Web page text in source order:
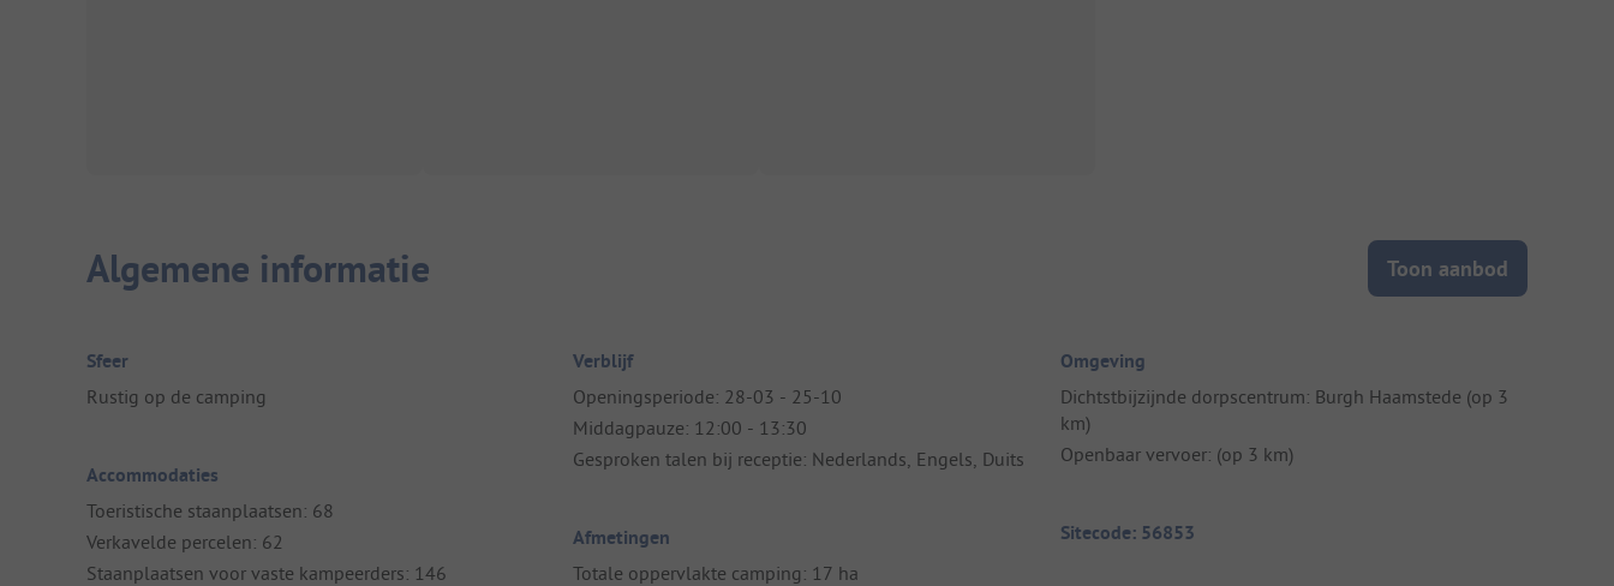
Algemene informatie Toon aanbod
Sfeer
Rustig op de camping
Accommodaties
Toeristische staanplaatsen: 68
Verkavelde percelen: 62
Staanplaatsen voor vaste kampeerders: 146
Verblijf
Openingsperiode: 28-03 - 25-10
Middagpauze: 12:00 - 13:30
Gesproken talen bij receptie: Nederlands, Engels, Duits
Afmetingen
Totale oppervlakte camping: 17 ha
Omgeving
Dichtstbijzijnde dorpscentrum: Burgh Haamstede (op 3
km)
Openbaar vervoer: (op 3 km)
Sitecode: 56853